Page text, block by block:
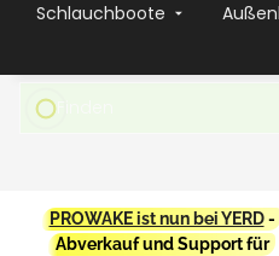
Schlauchboote
PROWAKE ist nun bei YERD-
Abverkauf und Support für